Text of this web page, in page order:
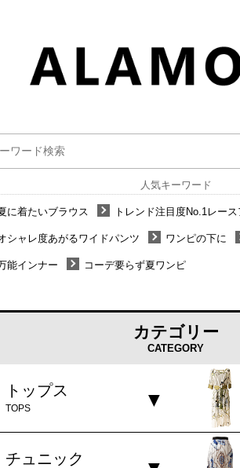
人気キーワード
に着たいブラウス トレンド注目度No.1レー
シャレ度あがるワイドパンツ ワンピの下に
能インナー コーデ要らず夏ワンピ
カテゴリー
CATEGORY
トップス
TOPS
チュニック